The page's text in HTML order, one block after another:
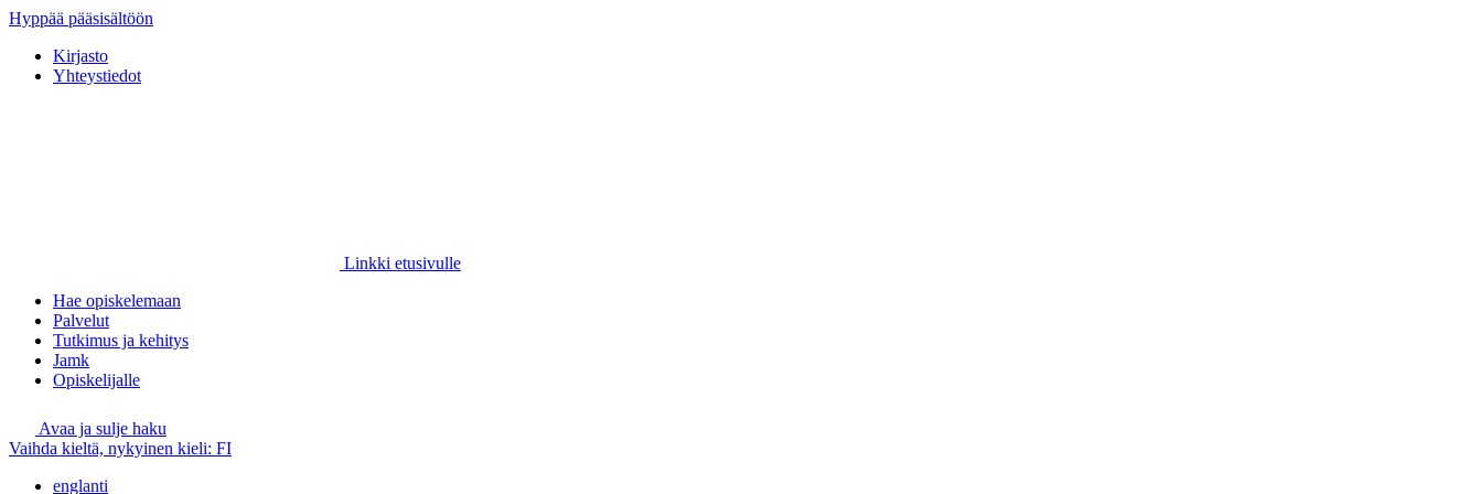
Hyppää pääsisältöön
Kirjasto
Yhteystiedot
Linkki etusivulle
Hae opiskelemaan
Palvelut
Tutkimus ja kehitys
Jamk
Opiskelijalle
Avaa ja sulje haku
Vaihda kieltä, nykyinen kieli: FI
englanti